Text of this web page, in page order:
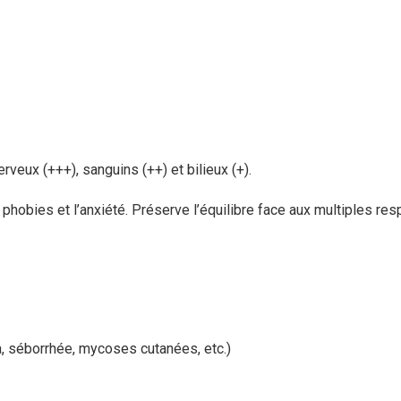
(+++), sanguins (++) et bilieux (+).
et l’anxiété. Préserve l’équilibre face aux multiples
séborrhée, mycoses cutanées, etc.)